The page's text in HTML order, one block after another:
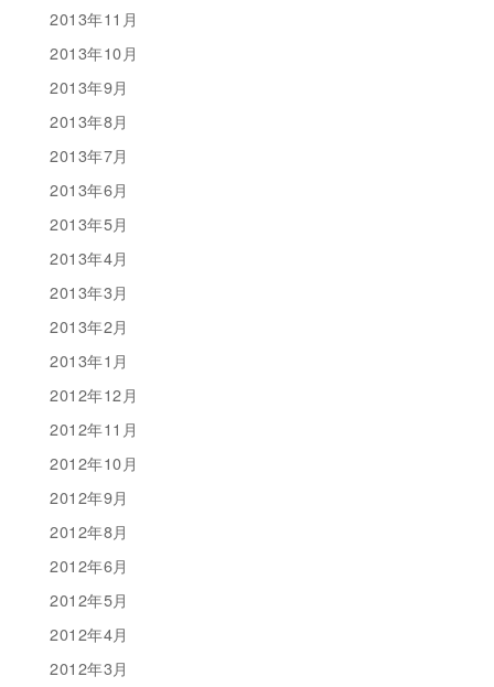
2013年11月
2013年10月
2013年9月
2013年8月
2013年7月
2013年6月
2013年5月
2013年4月
2013年3月
2013年2月
2013年1月
2012年12月
2012年11月
2012年10月
2012年9月
2012年8月
2012年6月
2012年5月
2012年4月
2012年3月